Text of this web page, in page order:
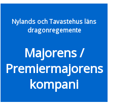
Nylands och Tavastehus läns
dragonregemente
Majorens /
Premiermajorens
kompani